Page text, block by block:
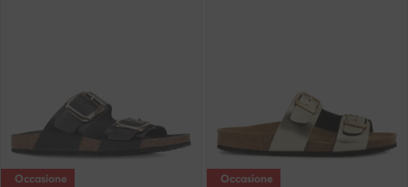
Occasione Occasione